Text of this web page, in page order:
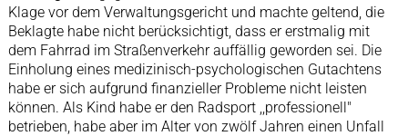
Klage vor dem Verwaltungsgericht und machte geltend, die
Beklagte habe nicht berücksichtigt, dass er erstmalig mit
dem Fahrrad im Straßenverkehr auffällig geworden sei. Die
Einholung eines medizinisch-psychologischen Gutachtens
habe er sich aufgrund finanzieller Probleme nicht leisten
können. Als Kind habe er den Radsport ,,professionell"
betrieben, habe aber im Alter von zwölf Jahren einen Unfall